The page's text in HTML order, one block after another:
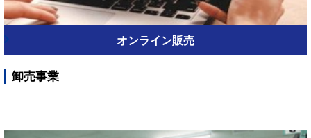
オンライン販売
卸売事業